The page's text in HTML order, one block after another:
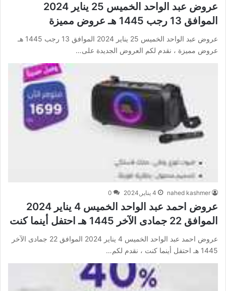
عروض عبد الواحد الخميس 25 يناير 2024
الموافق 13 رجب 1445 هـ عروض مميزة
عروض عبد الواحد الخميس 25 يناير 2024 الموافق 13 رجب 1445 هـ
عروض مميزة ، نقدم لكم العروض الجديدة على…
nahed kashmer 4 يناير,2024 0
عروض احمد عبد الواحد الخميس 4 يناير 2024
الموافق 22 جمادى الآخر 1445 هـ احتفل أينما كنت
عروض احمد عبد الواحد الخميس 4 يناير 2024 الموافق 22 جمادى الآخر
1445 هـ احتفل أينما كنت ، نقدم لكم…